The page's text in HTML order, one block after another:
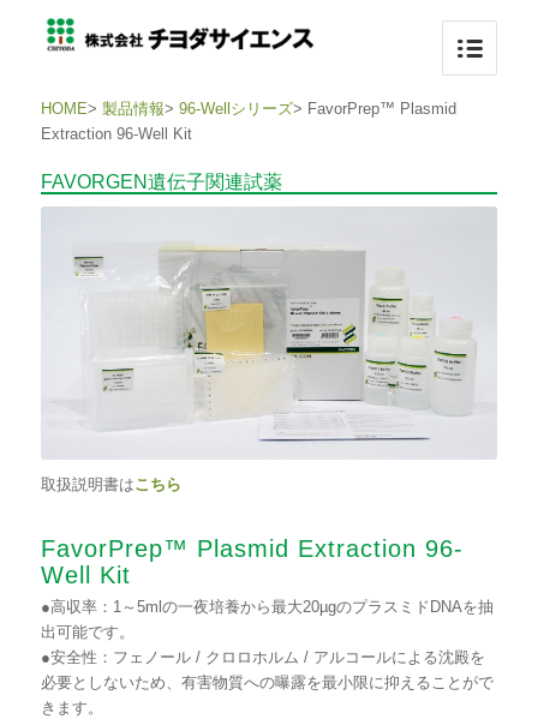
HOME> 製品情報> 96-Wellシリーズ> FavorPrep™ Plasmid
Extraction 96-Well Kit
FAVORGEN遺伝子関連試薬
取扱説明書はこちら
FavorPrep™ Plasmid Extraction 96-
Well Kit
●高収率：1～5mlの一夜培養から最大20µgのプラスミドDNAを抽
出可能です。
●安全性：フェノール / クロロホルム / アルコールによる沈殿を
必要としないため、有害物質への曝露を最小限に抑えることがで
きます。